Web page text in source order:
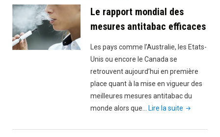
plus
public"
Le rapport mondial des
mesures antitabac efficaces
Les pays comme l’Australie, les Etats-
Unis ou encore le Canada se
retrouvent aujourd’hui en première
place quant à la mise en vigueur des
meilleures mesures antitabac du
monde alors que…
Lire la suite "Le
mondial